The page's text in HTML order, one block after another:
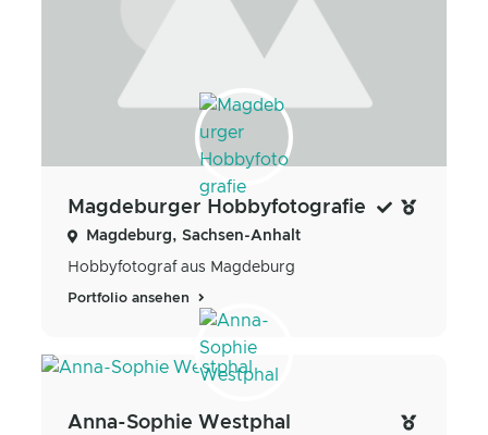
Magdeburger Hobbyfotografie
Magdeburg, Sachsen-Anhalt
Hobbyfotograf aus Magdeburg
Portfolio ansehen
Anna-Sophie Westphal